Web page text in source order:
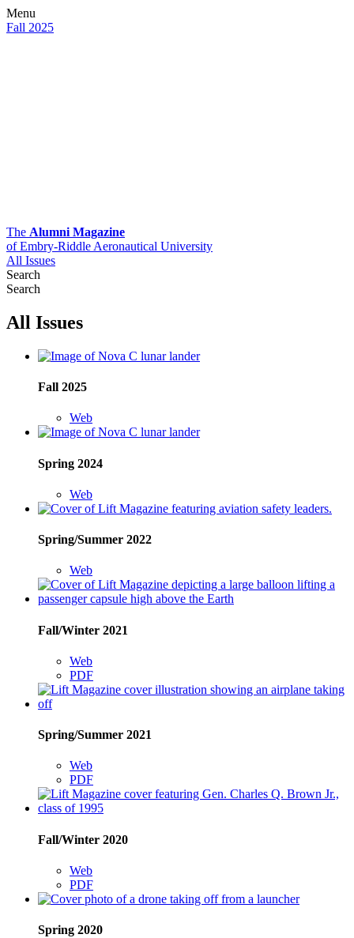
Menu
Fall 2025
The Alumni Magazine
of Embry-Riddle Aeronautical University
All Issues
Search
Search
All Issues
Fall 2025
Web
Spring 2024
Web
Spring/Summer 2022
Web
Fall/Winter 2021
Web
PDF
Spring/Summer 2021
Web
PDF
Fall/Winter 2020
Web
PDF
Spring 2020